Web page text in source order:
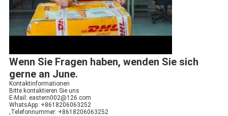
Wenn Sie Fragen haben, wenden Sie sich
gerne an June.
Kontaktinformationen
Bitte kontaktieren Sie uns
E-Mail: eastern002@126.com
WhatsApp: +8618206063252
,Telefonnummer: +8618206063252